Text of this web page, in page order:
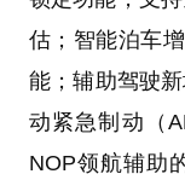
估；智能泊车
能；辅助驾驶
动紧急制动（
NOP领航辅助